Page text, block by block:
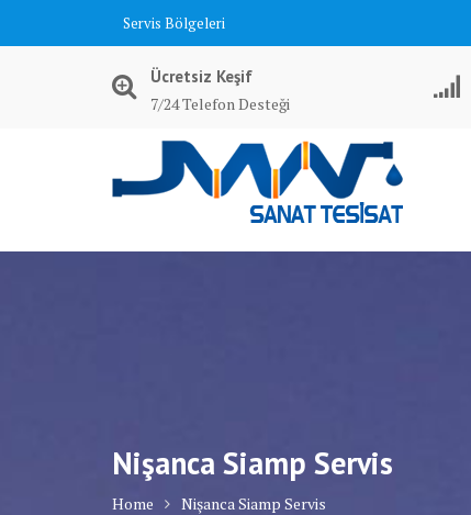
Servis Bölgeleri
Ücretsiz Keşif
7/24 Telefon Desteği
Nişanca Siamp Servis
Home Nişanca Siamp Servis